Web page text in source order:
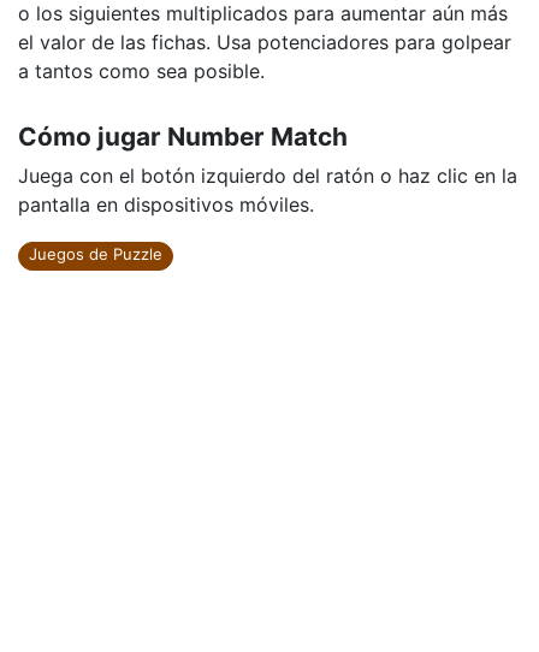
o los siguientes multiplicados para aumentar aún más
el valor de las fichas. Usa potenciadores para golpear
a tantos como sea posible.
Cómo jugar Number Match
Juega con el botón izquierdo del ratón o haz clic en la
pantalla en dispositivos móviles.
Juegos de Puzzle